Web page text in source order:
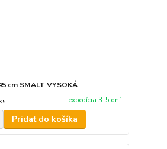
cm SMALT VYSOKÁ
expedícia 3-5 dní
Pridať do košíka